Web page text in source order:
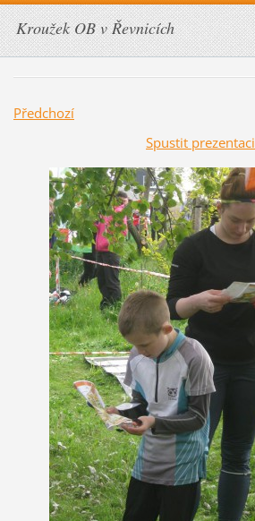
Kroužek OB v Řevnicích
Předchozí
Spustit prezentaci